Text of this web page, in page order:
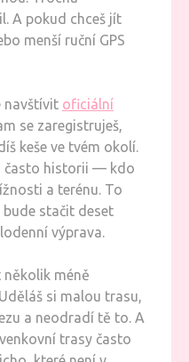
A pokud chceš jít
menší ruční GPS
navštívit oficiální
se zaregistruješ,
keše ve tvém okolí.
často historii — kdo
a terénu. To
stačit deset
výprava.
několik méně
si malou trasu,
a neodradí tě to. A
trasy často